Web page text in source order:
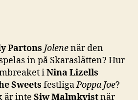
Partons Jolenenär den
in på Skaraslätten? Hur
iNina Lizells
Sweets festligaPoppa Joe?
är inte Siw Malmkvistnär